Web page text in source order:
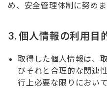
め、安全管理体制に努めま
3. 個人情報の利用目
取得した個人情報は、
びそれと合理的な関連
行上必要な限りにおい